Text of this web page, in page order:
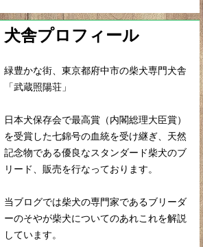
犬舎プロフィール
緑豊かな街、東京都府中市の柴犬専門犬舎
「武蔵照陽荘」
日本犬保存会で最高賞（内閣総理大臣賞）
を受賞した七錦号の血統を受け継ぎ、天然
記念物である優良なスタンダード柴犬のブ
リード、販売を行なっております。
当ブログでは柴犬の専門家であるブリーダ
ーのそやが柴犬についてのあれこれを解説
しています。